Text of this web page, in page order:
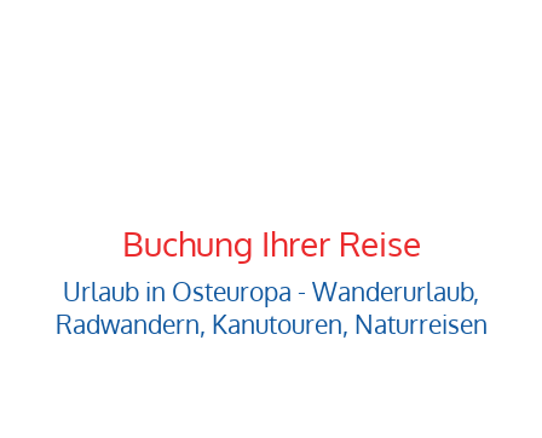
Buchung Ihrer Reise
Urlaub in Osteuropa - Wanderurlaub,
Radwandern, Kanutouren, Naturreisen